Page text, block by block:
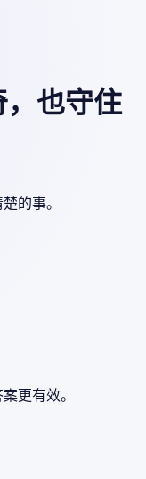
，也守住
的事。
更有效。